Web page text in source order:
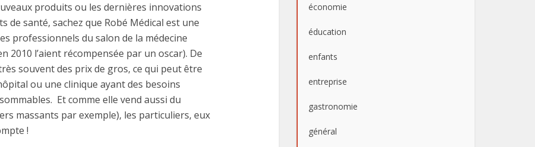
produits ou les dernières innovations
de santé, sachez que Robé Médical est une
professionnels du salon de la médecine
2010 l’aient récompensée par un oscar). De
souvent des prix de gros, ce qui peut être
ou une clinique ayant des besoins
Et comme elle vend aussi du
massants par exemple), les particuliers, eux
!
économie
éducation
enfants
entreprise
gastronomie
général